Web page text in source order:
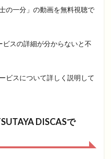
の一分」の動画を無料視聴で
スの詳細が分からないと不
ビスについて詳しく説明して
DISCASで